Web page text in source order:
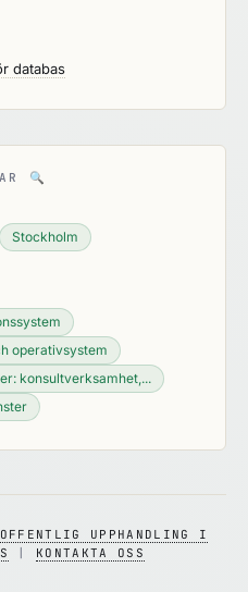
databas
🔍
Stockholm
operativsystem
konsultverksamhet,...
OFFENTLIG UPPHANDLING I
KONTAKTA OSS